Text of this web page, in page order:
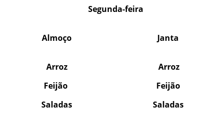
Segunda-feira
Almoço Janta
Arroz
Feijão
Saladas
Arroz
Feijão
Saladas